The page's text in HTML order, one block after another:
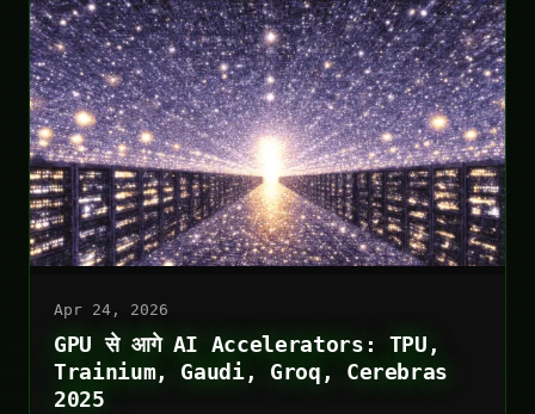
Apr 24, 2026
GPU से आगे AI Accelerators: TPU,
Trainium, Gaudi, Groq, Cerebras
2025